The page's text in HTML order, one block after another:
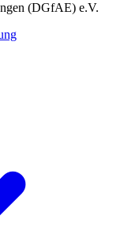
(DGfAE) e.V.